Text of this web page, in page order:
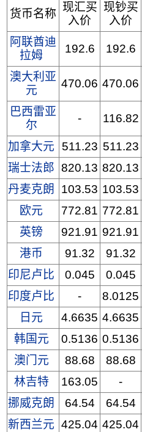
货币名称
现汇买
入价
现钞买
入价
阿联酋迪
拉姆
192.6 192.6
澳大利亚
元
470.06 470.06
巴西雷亚
尔
- 116.82
加拿大元 511.23 511.23
瑞士法郎 820.13 820.13
丹麦克朗
103.53 103.53
欧元
772.81 772.81
英镑
921.91 921.91
港币
91.32 91.32
印尼卢比
0.045 0.045
印度卢比
- 8.0125
日元
4.6635 4.6635
韩国元
0.5136 0.5136
澳门元
88.68 88.68
林吉特
163.05 -
挪威克朗
64.54 64.54
新西兰元 425.04 425.04